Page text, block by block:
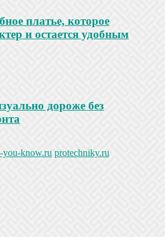
платье, которое
и остается удобным
дороже без
you-know.ru protechniky.ru